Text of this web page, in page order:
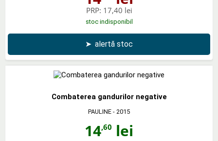
PRP: 17,40 lei
stoc indisponibil
➤ alertă stoc
Combaterea gandurilor negative
PAULINE - 2015
14,60 lei